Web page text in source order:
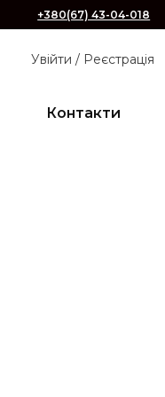
+380(67) 43-04-018
Увійти / Реєстрація
Контакти